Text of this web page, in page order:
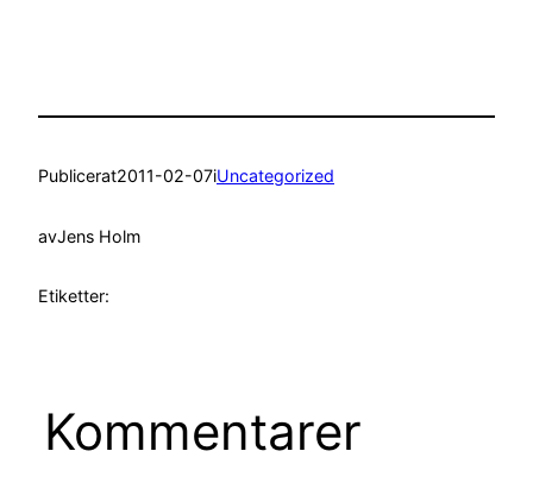
Publicerat2011-02-07iUncategorized
avJens Holm
Etiketter:
Kommentarer